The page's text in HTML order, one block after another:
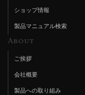
ショップ情報
製品マニュアル検索
About
ご挨拶
会社概要
製品への取り組み